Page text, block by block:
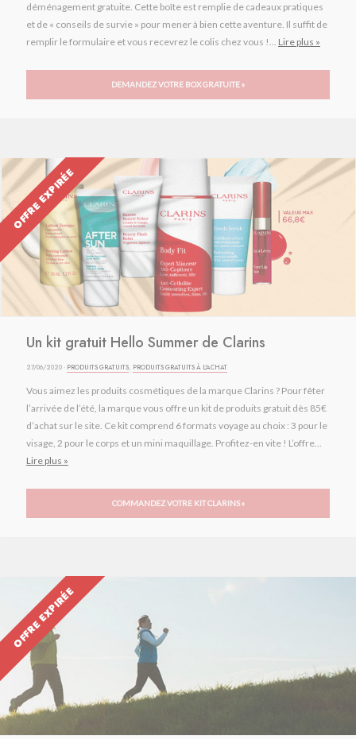
déménagement gratuite. Cette boîte est remplie de cadeaux pratiques
et de « conseils de survie » pour mener à bien cette aventure. Il suffit de
remplir le formulaire et vous recevrez le colis chez vous !... Lire plus »
DEMANDEZ VOTRE BOX GRATUITE »
OFFRE EXPIRÉE
Un kit gratuit Hello Summer de Clarins
27/06/2020 · PRODUITS GRATUITS, PRODUITS GRATUITS À L'ACHAT
Vous aimez les produits cosmétiques de la marque Clarins ? Pour fêter
l’arrivée de l’été, la marque vous offre un kit de produits gratuit dès 85€
d’achat sur le site. Ce kit comprend 6 formats voyage au choix : 3 pour le
visage, 2 pour le corps et un mini maquillage. Profitez-en vite ! L’offre...
Lire plus »
COMMANDEZ VOTRE KIT CLARINS »
OFFRE EXPIRÉE